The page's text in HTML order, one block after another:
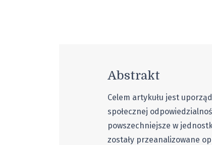
Abstrakt
Celem artykułu jest
społecznej
powszechniejsze w
zostały przeanalizowane